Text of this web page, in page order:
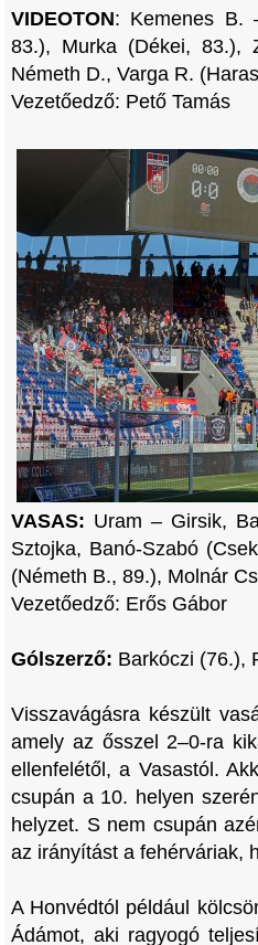
VIDEOTON: Kemenes B.
83.), Murka (Dékei, 83.),
Németh D., Varga R.
Vezetőedző: Pető Tamás
VASAS: Uram – Girsik,
Sztojka, Banó-Szabó
(Németh B., 89.), Molnár
Vezetőedző: Erős Gábor
Gólszerző: Barkóczi (76.),
Visszavágásra készült
amely az ősszel 2–0-ra
ellenfelétől, a Vasastól.
csupán a 10. helyen
helyzet. S nem csupán
az irányítást a fehérváriak,
A Honvédtól például
Ádámot, aki ragyogó